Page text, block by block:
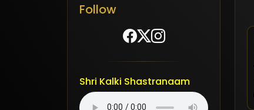
Follow
Shri Kalki Shastranaam